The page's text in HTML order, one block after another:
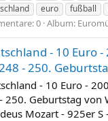
euro fußball
0 Album:
- 10 Euro -
- 250.
- 10 Euro -
250. Geburtstag von
Mozart - 925er S